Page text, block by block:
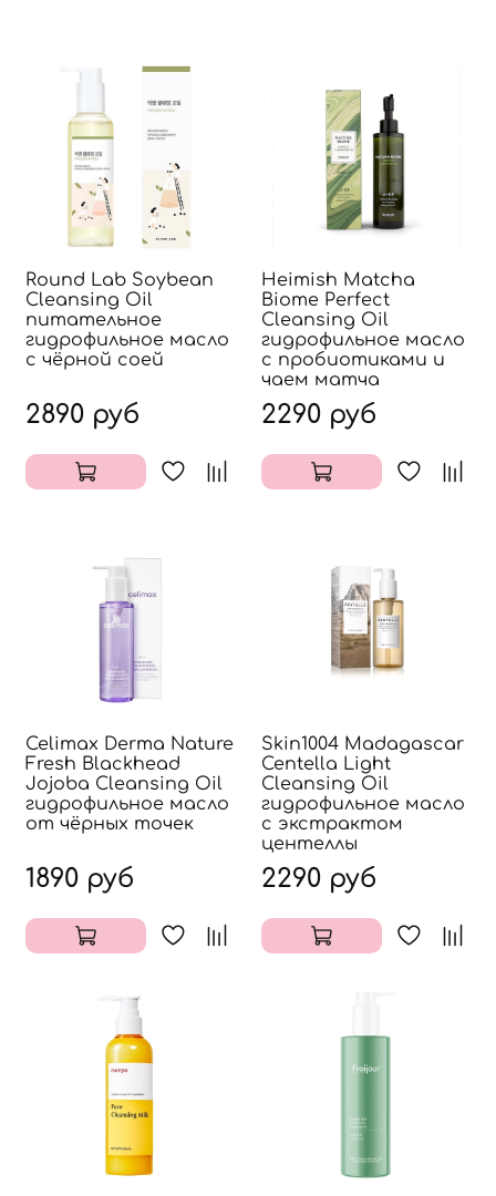
Round Lab Soybean
Cleansing Oil
питательное
гидрофильное масло
с чёрной соей
2890 руб
Heimish Matcha
Biome Perfect
Cleansing Oil
гидрофильное масло
с пробиотиками и
чаем матча
2290 руб
Celimax Derma Nature
Fresh Blackhead
Jojoba Cleansing Oil
гидрофильное масло
от чёрных точек
1890 руб
Skin1004 Madagascar
Centella Light
Cleansing Oil
гидрофильное масло
с экстрактом
центеллы
2290 руб